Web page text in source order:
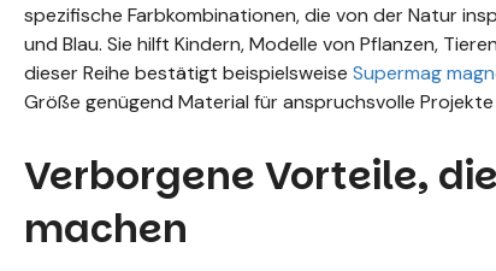
spezifische Farbkombinationen, die von der Natur
und Blau. Sie hilft Kindern, Modelle von Pflanzen,
dieser Reihe bestätigt beispielsweise Supermag
Größe genügend Material für anspruchsvolle
Verborgene Vorteile,
machen